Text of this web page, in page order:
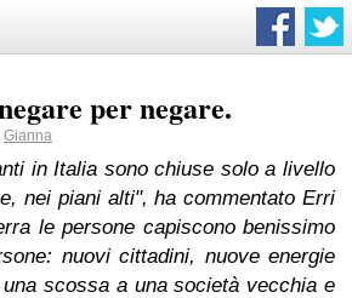
per negare.
Gianna
in Italia sono chiuse solo a livello
nei piani alti", ha commentato Erri
le persone capiscono benissimo
nuovi cittadini, nuove energie
scossa a una società vecchia e